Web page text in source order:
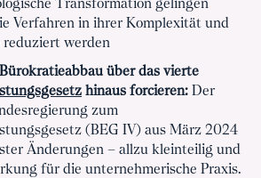
Transformation gelingen
Verfahren in ihrer Komplexität und
reduziert werden
über das vierte
hinaus forcieren: Der
zum
(BEG IV) aus März 2024
Änderungen – allzu kleinteilig und
für die unternehmerische Praxis.